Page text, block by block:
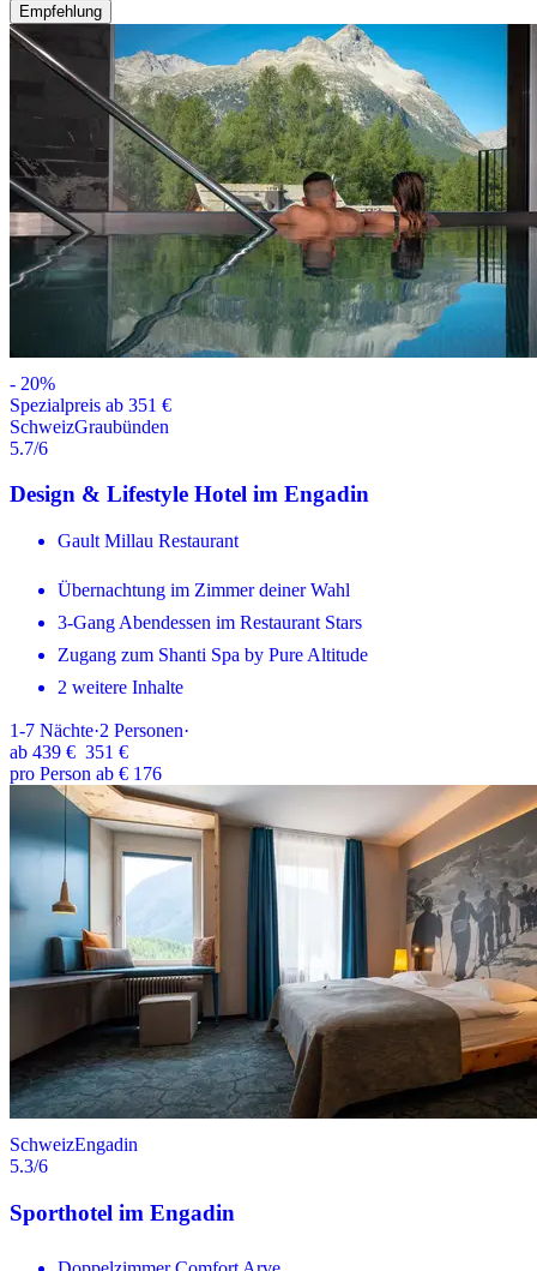
Empfehlung
- 20%
Spezialpreis ab 351 €
SchweizGraubünden
5.7/6
Design & Lifestyle Hotel im Engadin
Gault Millau Restaurant
Übernachtung im Zimmer deiner Wahl
3-Gang Abendessen im Restaurant Stars
Zugang zum Shanti Spa by Pure Altitude
2 weitere Inhalte
1-7 Nächte·2 Personen·
ab 439 € 351 €
pro Person ab € 176
SchweizEngadin
5.3/6
Sporthotel im Engadin